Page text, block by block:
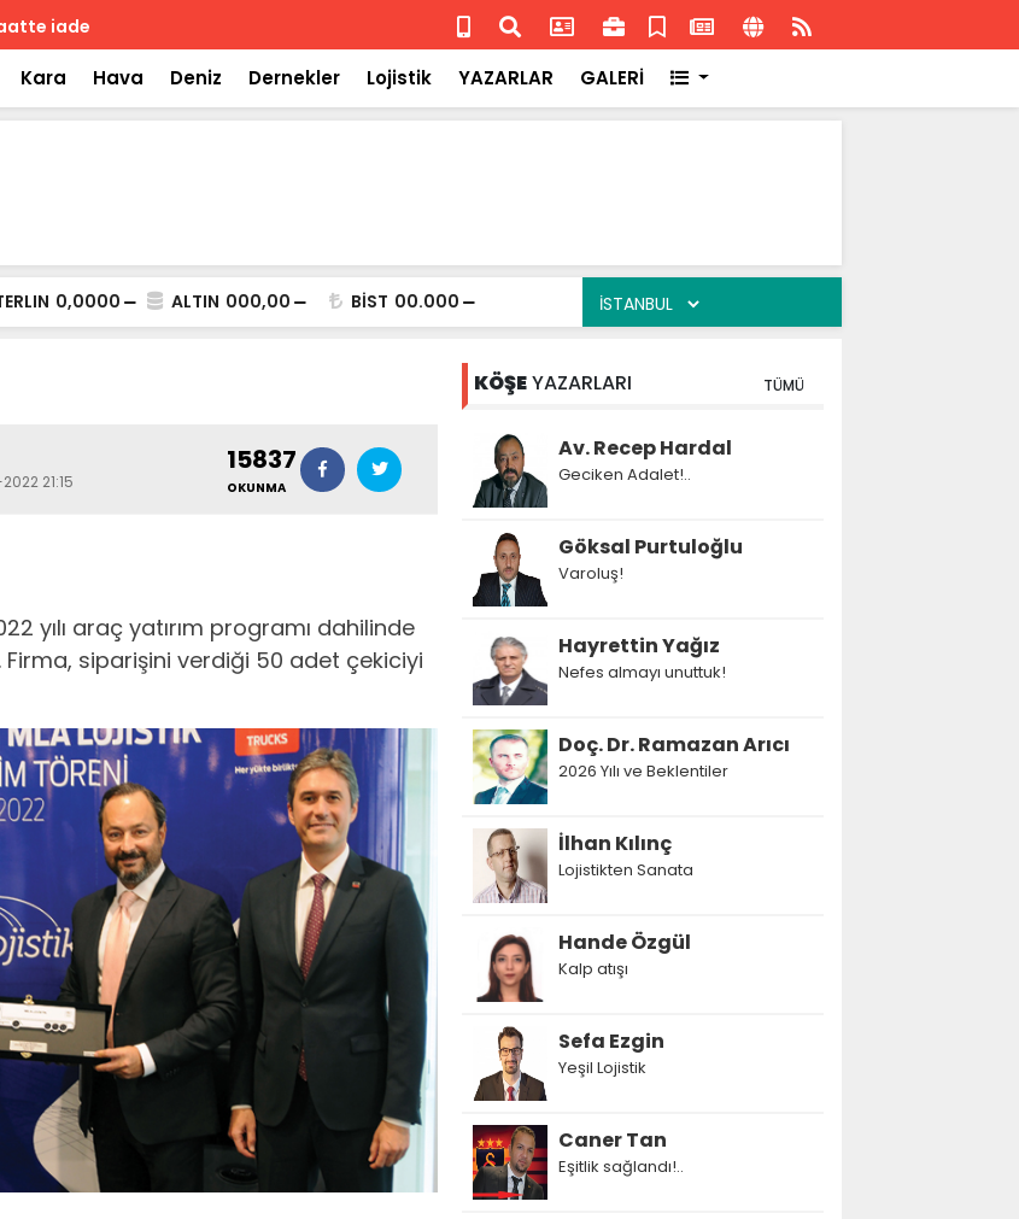
Isuzu'nun Fransa'daki başarısı
Kara Hava Deniz Dernekler Lojistik YAZARLAR GALERİ
0,0000 ALTIN 000,00 BİST 00.000
21:15
15837
OKUNMA
yılı araç yatırım programı dahilinde
Firma, siparişini verdiği 50 adet çekiciyi
KÖŞEYAZARLARI TÜMÜ
Av. Recep Hardal
Geciken Adalet!..
Göksal Purtuloğlu
Varoluş!
Hayrettin Yağız
Nefes almayı unuttuk!
Doç. Dr. Ramazan Arıcı
2026 Yılı ve Beklentiler
İlhan Kılınç
Lojistikten Sanata
Hande Özgül
Kalp atışı
Sefa Ezgin
Yeşil Lojistik
Caner Tan
Eşitlik sağlandı!..